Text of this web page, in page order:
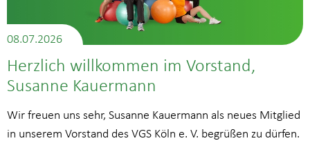
08.07.2026
Herzlich willkommen im Vorstand,
Susanne Kauermann
Wir freuen uns sehr, Susanne Kauermann als neues Mitglied
in unserem Vorstand des VGS Köln e. V. begrüßen zu dürfen.